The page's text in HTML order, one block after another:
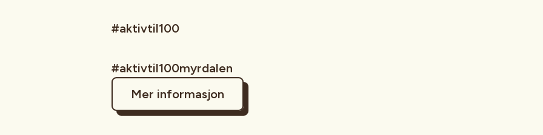
#aktivtil100
#aktivtil100myrdalen
Mer informasjon